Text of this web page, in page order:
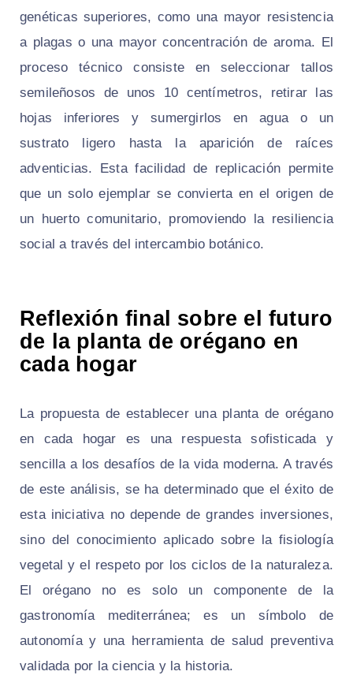
genéticas superiores, como una mayor resistencia
a plagas o una mayor concentración de aroma. El
proceso técnico consiste en seleccionar tallos
semileñosos de unos 10 centímetros, retirar las
hojas inferiores y sumergirlos en agua o un
sustrato ligero hasta la aparición de raíces
adventicias. Esta facilidad de replicación permite
que un solo ejemplar se convierta en el origen de
un huerto comunitario, promoviendo la resiliencia
social a través del intercambio botánico.
Reflexión final sobre el futuro
de la planta de orégano en
cada hogar
La propuesta de establecer una planta de orégano
en cada hogar es una respuesta sofisticada y
sencilla a los desafíos de la vida moderna. A través
de este análisis, se ha determinado que el éxito de
esta iniciativa no depende de grandes inversiones,
sino del conocimiento aplicado sobre la fisiología
vegetal y el respeto por los ciclos de la naturaleza.
El orégano no es solo un componente de la
gastronomía mediterránea; es un símbolo de
autonomía y una herramienta de salud preventiva
validada por la ciencia y la historia.